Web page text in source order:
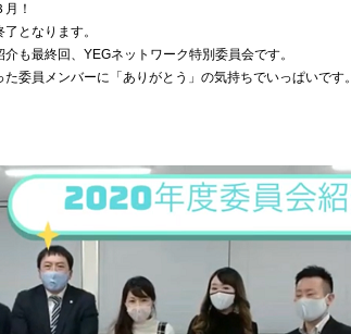
！
となります。
も最終回、YEGネットワーク特別委員会です。
委員メンバーに「ありがとう」の気持ちでいっぱいです。